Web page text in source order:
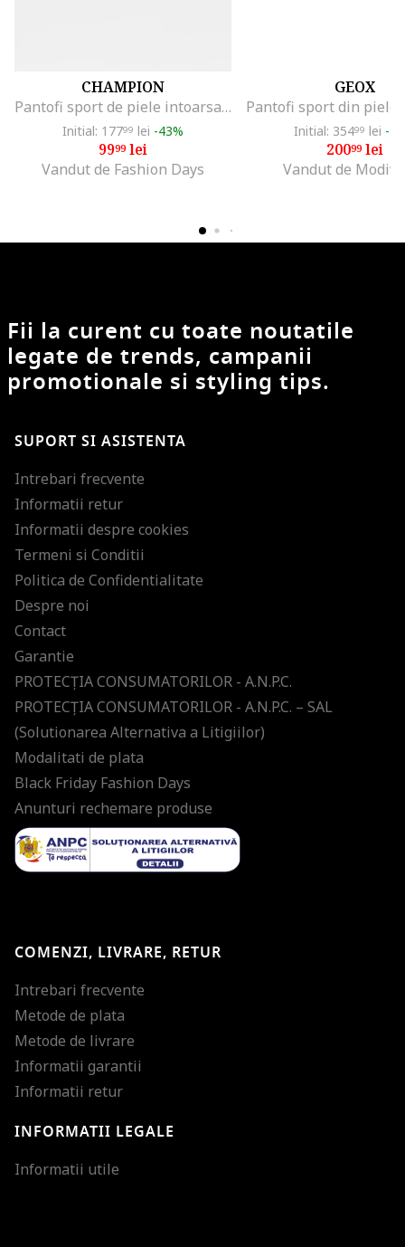
CHAMPION
Pantofi sport de piele intoarsa sintetica si material textil Stefan, Albastru deschis
Initial: 17799 lei -43%
9999lei
Vandut de Fashion Days
GEOX
Initial: 35499 lei -
20099lei
Vandut de
Fii la curent cu toate noutatile
legate de trends, campanii
promotionale si styling tips.
SUPORT SI ASISTENTA
Intrebari frecvente
Informatii retur
Informatii despre cookies
Termeni si Conditii
Politica de Confidentialitate
Despre noi
Contact
Garantie
PROTECŢIA CONSUMATORILOR - A.N.P.C.
PROTECŢIA CONSUMATORILOR - A.N.P.C. – SAL
(Solutionarea Alternativa a Litigiilor)
Modalitati de plata
Black Friday Fashion Days
Anunturi rechemare produse
COMENZI, LIVRARE, RETUR
Intrebari frecvente
Metode de plata
Metode de livrare
Informatii garantii
Informatii retur
INFORMATII LEGALE
Informatii utile